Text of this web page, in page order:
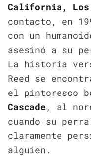
California, Los
contacto, en
con un
asesinó a su
La historia
Reed se
el pintoresco
Cascade , al
cuando su
claramente
alguien.